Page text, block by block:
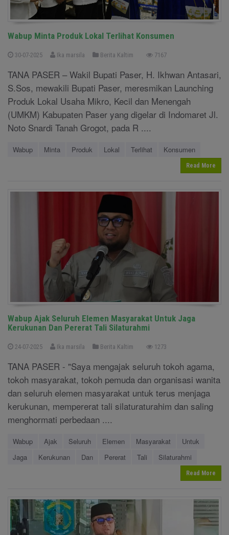
Wabup Minta Produk Lokal Terlihat Konsumen
30-07-2025 Ika marsila Berita Kaltim 7167
TANA PASER – Wakil Bupati Paser, H. Ikhwan Antasari,
S.Sos, mewakili Bupati Paser, meresmikan Launching
Produk Lokal Usaha Mikro, Kecil dan Menengah
(UMKM) Kabupaten Paser yang digelar di Indomaret Jl.
Noto Snardi Tanah Grogot, pada R ....
Wabup Minta Produk Lokal Terlihat Konsumen
Read More
Wabup Ajak Seluruh Elemen Masyarakat Untuk Jaga
Kerukunan Dan Pererat Tali Silaturahmi
24-07-2025 Ika marsila Berita Kaltim 1273
TANA PASER - "Saya mengajak seluruh tokoh agama,
tokoh masyarakat, tokoh pemuda dan organisasi wanita
dan seluruh elemen masyarakat untuk terus menjaga
kerukunan, mempererat tali silaturaturahim dan saling
menghormati perbedaan ....
Wabup Ajak Seluruh Elemen Masyarakat
Untuk
Jaga
Kerukunan Dan Pererat Tali Silaturahmi
Read More